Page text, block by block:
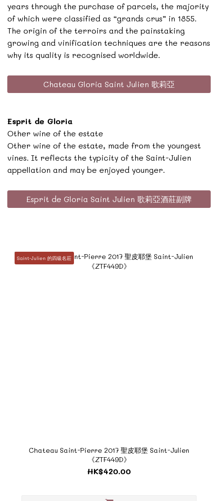
years through the purchase of parcels, the majority
of which were classified as “grands crus” in 1855.
The origin of the terroirs and the painstaking
growing and vinification techniques are the reasons
why its quality is recognised worldwide.
Chateau Gloria Saint Julien 歌莉亞
Esprit de Gloria
Other wine of the estate
Other wine of the estate, made from the youngest
vines. It reflects the typicity of the Saint-Julien
appellation and may be enjoyed younger.
Esprit de Gloria Saint Julien 歌莉亞酒莊副牌
Saint-Julien 的四級名莊
Chateau Saint-Pierre 2017 聖皮耶堡 Saint-Julien
《ZTF449D》
HK$420.00